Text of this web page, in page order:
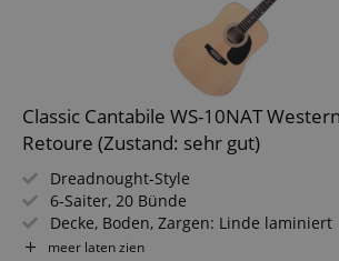
Classic Cantabile WS-10NAT
Retoure (Zustand: sehr gut)
Dreadnought-Style
6-Saiter, 20 Bünde
Decke, Boden, Zargen: Linde laminiert
Griffbrett, Steg: Ahorn
meer laten zien